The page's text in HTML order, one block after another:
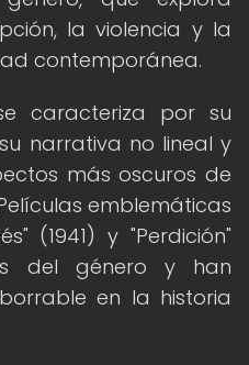
la violencia y la
contemporánea.
caracteriza por su
narrativa no lineal y
más oscuros de
emblemáticas
(1941) y "Perdición"
del género y han
en la historia